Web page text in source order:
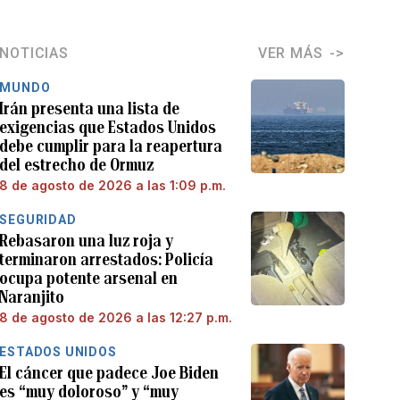
NOTICIAS VER MÁS
MUNDO
Irán presenta una lista de
exigencias que Estados Unidos
debe cumplir para la reapertura
del estrecho de Ormuz
8 de agosto de 2026 a las 1:09 p.m.
SEGURIDAD
Rebasaron una luz roja y
terminaron arrestados: Policía
ocupa potente arsenal en
Naranjito
8 de agosto de 2026 a las 12:27 p.m.
ESTADOS UNIDOS
El cáncer que padece Joe Biden
es “muy doloroso” y “muy